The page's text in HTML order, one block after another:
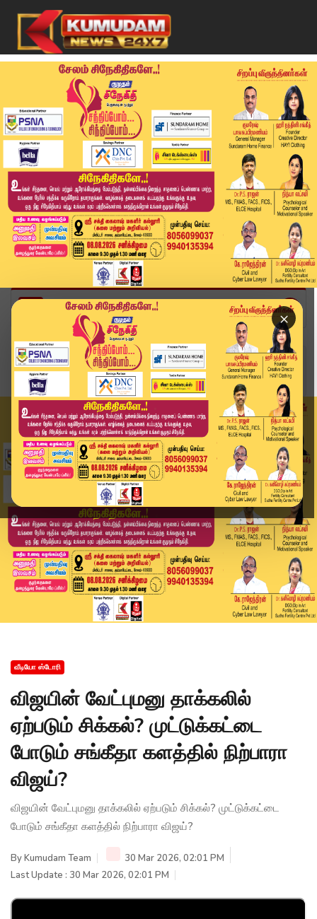
×
Home
வீடியோ ஸ்டோரி
விஜயின் வேட்புமனு தாக்கலில் ஏற்படும் சிக்கல்? ...
வீடியோ ஸ்டோரி
விஜயின் வேட்புமனு தாக்கலில்
ஏற்படும் சிக்கல்? முட்டுக்கட்டை
போடும் சங்கீதா களத்தில் நிற்பாரா
விஜய்?
விஜயின் வேட்புமனு தாக்கலில் ஏற்படும் சிக்கல்? முட்டுக்கட்டை
போடும் சங்கீதா களத்தில் நிற்பாரா விஜய்?
ByKumudam Team
30 Mar 2026, 02:01 PM
Last Update : 30 Mar 2026, 02:01 PM